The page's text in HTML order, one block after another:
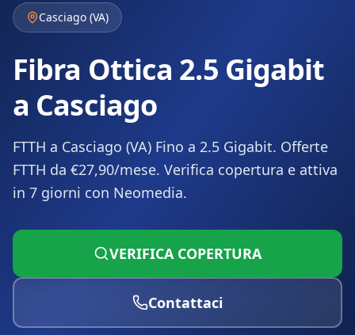
Casciago (VA)
Fibra Ottica 2.5 Gigabit
a Casciago
FTTH a Casciago (VA) Fino a 2.5 Gigabit. Offerte
FTTH da €27,90/mese. Verifica copertura e attiva
in 7 giorni con Neomedia.
VERIFICA COPERTURA
Contattaci